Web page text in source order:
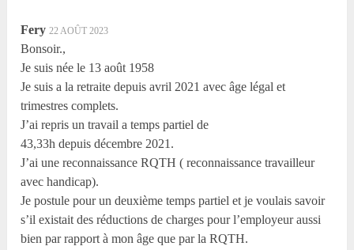
Fery 22 AOÛT 2023
Bonsoir.,
Je suis née le 13 août 1958
Je suis a la retraite depuis avril 2021 avec âge légal et
trimestres complets.
J’ai repris un travail a temps partiel de
43,33h depuis décembre 2021.
J’ai une reconnaissance RQTH ( reconnaissance travailleur
avec handicap).
Je postule pour un deuxième temps partiel et je voulais savoir
s’il existait des réductions de charges pour l’employeur aussi
bien par rapport à mon âge que par la RQTH.